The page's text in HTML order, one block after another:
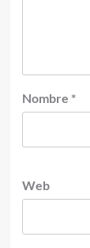
Nombre *
Web